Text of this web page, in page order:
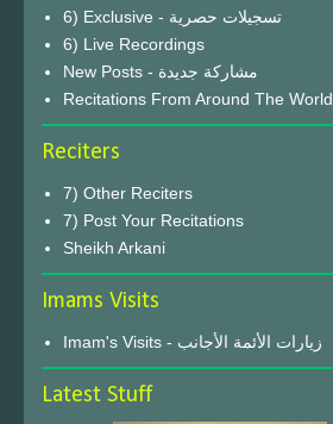
6) Exclusive - تسجيلات حصرية
6) Live Recordings
New Posts - مشاركة جديدة
Recitations From Around The World
Reciters
7) Other Reciters
7) Post Your Recitations
Sheikh Arkani
Imams Visits
Imam's Visits - زيارات الأئمة الأجانب
Latest Stuff